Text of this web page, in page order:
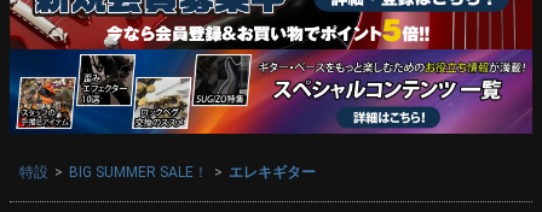
特設 BIG SUMMER SALE！ エレキギター